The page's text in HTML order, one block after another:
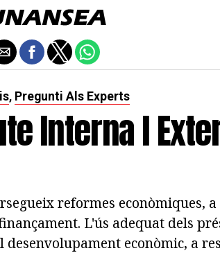
, Pregunti Als Experts
Interna I
reformes econòmiques,
L'ús adequat dels
econòmic, a